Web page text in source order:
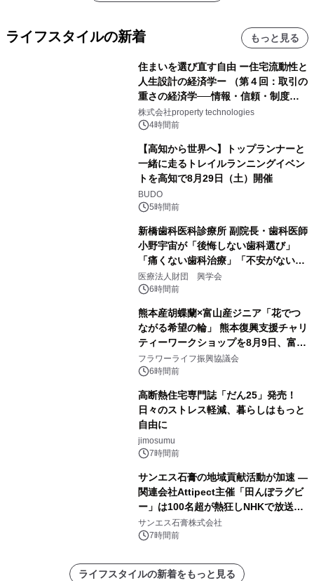
ライフスタイルの新着 もっと見る
住まいを選び直す自由 ー住宅流動性と
人生設計の経済学ー （第４回：取引の
重さの経済学──情報・信頼・制度を
PropTechはどう組み替えるか）｜
PropTech-Lab
株式会社property technologies
4時間前
【高知から世界へ】トップランナーと
一緒に走るトレイルランニングイベン
トを高知で8月29日（土）開催
BUDO
5時間前
新橋歯科医科診療所 副院長・歯科医師
小野宇宙が「後悔しない歯科選び」
「痛くない歯科治療」「不安がない治
療計画」をテーマに専門監修
医療法人財団 興学会
6時間前
熊本産胡蝶蘭×富山産ジニア「花でつ
ながる希望の輪」 熊本復興支援チャリ
ティーワークショップを8月9日、富
山・射水で開催
フラワーライフ振興協議会
6時間前
高断熱住宅専門誌「だん25」発売！
日々のストレス軽減、暮らしはもっと
自由に
jimosumu
7時間前
サンエス石膏の地域貢献活動が加速 ―
関連会社Attipect主催「田んぼラグビ
ー」は100名超が熱狂しNHKで放送さ
れました。
サンエス石膏株式会社
7時間前
ライフスタイルの新着をもっと見る